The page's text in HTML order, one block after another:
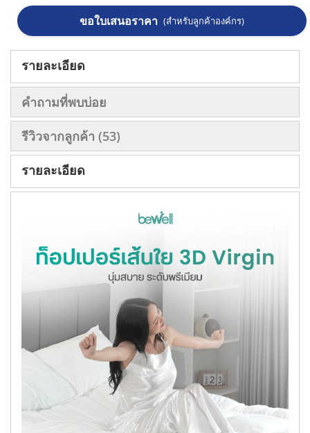
ขอใบเสนอราคา (สำหรับลูกค้าองค์กร)
รายละเอียด
คำถามที่พบบ่อย
รีวิวจากลูกค้า 53
รายละเอียด